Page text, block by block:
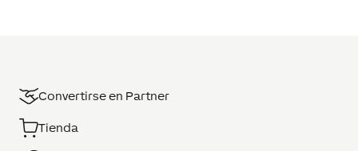
Convertirse en Partner
Tienda